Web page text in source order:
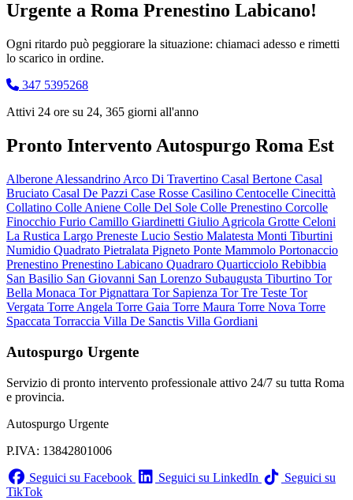
Urgente a Roma Prenestino Labicano!
Ogni ritardo può peggiorare la situazione: chiamaci adesso e rimetti
lo scarico in ordine.
347 5395268
Attivi 24 ore su 24, 365 giorni all'anno
Pronto Intervento Autospurgo Roma Est
Alberone Alessandrino Arco Di Travertino Casal Bertone Casal
Bruciato Casal De Pazzi Case Rosse Casilino Centocelle Cinecittà
Collatino Colle Aniene Colle Del Sole Colle Prenestino Corcolle
Finocchio Furio Camillo Giardinetti Giulio Agricola Grotte Celoni
La Rustica Largo Preneste Lucio Sestio Malatesta Monti Tiburtini
Numidio Quadrato Pietralata Pigneto Ponte Mammolo Portonaccio
Prenestino Prenestino Labicano Quadraro Quarticciolo Rebibbia
San Basilio San Giovanni San Lorenzo Subaugusta Tiburtino Tor
Bella Monaca Tor Pignattara Tor Sapienza Tor Tre Teste Tor
Vergata Torre Angela Torre Gaia Torre Maura Torre Nova Torre
Spaccata Torraccia Villa De Sanctis Villa Gordiani
Autospurgo Urgente
Servizio di pronto intervento professionale attivo 24/7 su tutta Roma
e provincia.
Autospurgo Urgente
P.IVA: 13842801006
Seguici su Facebook
Seguici su LinkedIn
Seguici su
TikTok